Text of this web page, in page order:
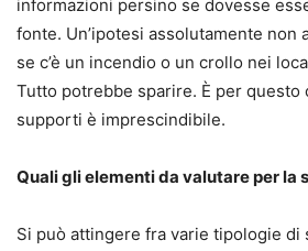
informazioni persino se dovesse
fonte. Un’ipotesi assolutamente non
se c’è un incendio o un crollo nei
Tutto potrebbe sparire. È per questo
supporti è imprescindibile.
Quali gli elementi da valutare per la
Si può attingere fra varie tipologie di